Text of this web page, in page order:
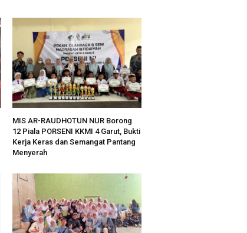
MIS AR-RAUDHOTUN NUR Borong
12 Piala PORSENI KKMI 4 Garut, Bukti
Kerja Keras dan Semangat Pantang
Menyerah